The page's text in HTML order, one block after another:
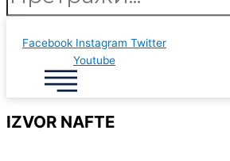
Facebook Instagram Twitter
Youtube
IZVOR NAFTE